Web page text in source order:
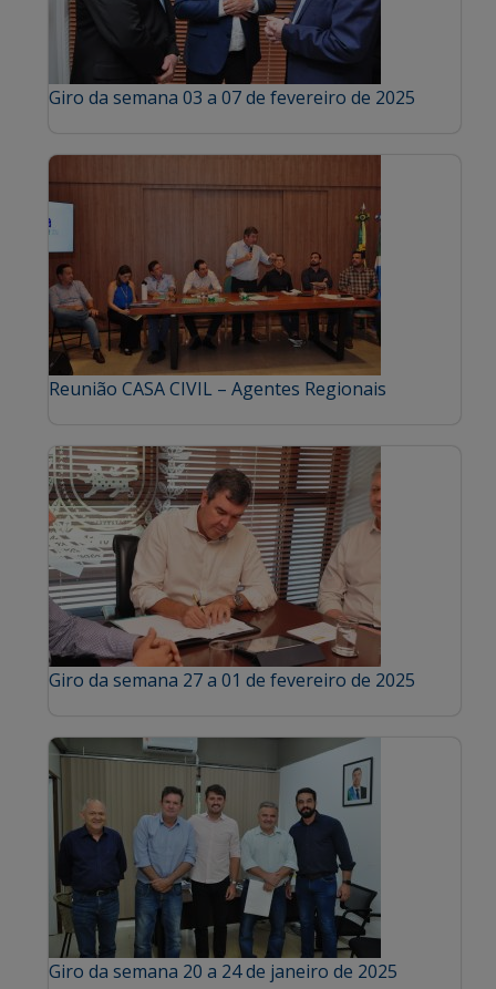
Giro da semana 03 a 07 de fevereiro de 2025
Reunião CASA CIVIL – Agentes Regionais
Giro da semana 27 a 01 de fevereiro de 2025
Giro da semana 20 a 24 de janeiro de 2025